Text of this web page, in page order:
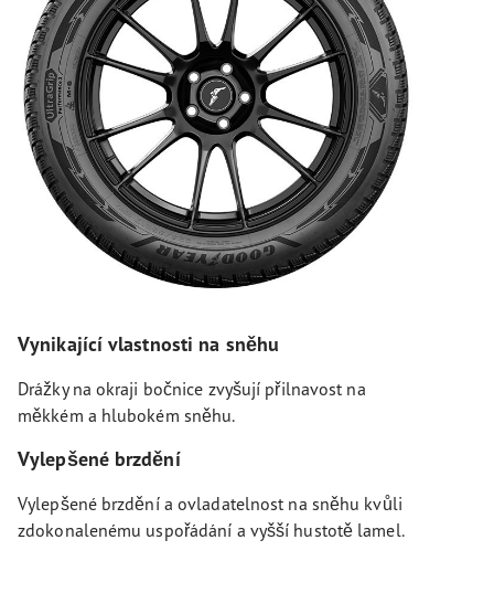
Vynikající vlastnosti na sněhu
Drážky na okraji bočnice zvyšují přilnavost na
měkkém a hlubokém sněhu.
Vylepšené brzdění
Vylepšené brzdění a ovladatelnost na sněhu kvůli
zdokonalenému uspořádání a vyšší hustotě lamel.